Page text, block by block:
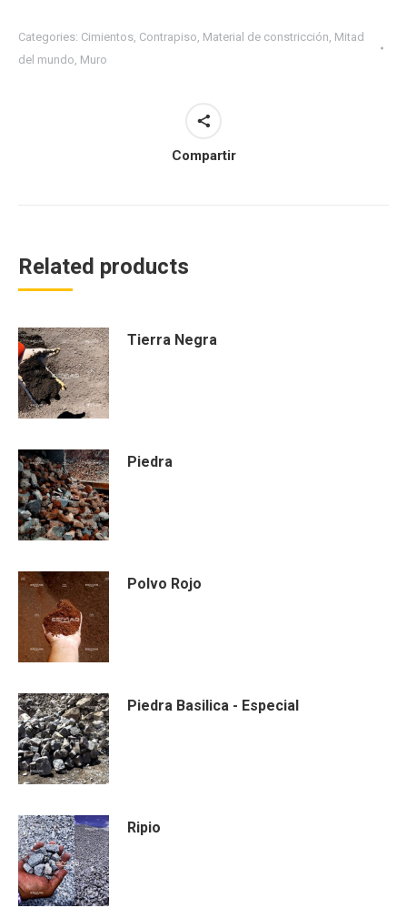
Categories: Cimientos Contrapiso Material de constricción Mitad
del mundo Muro
Compartir
Related products
Tierra Negra
Piedra
Polvo Rojo
Piedra Basilica - Especial
Ripio